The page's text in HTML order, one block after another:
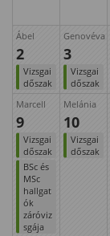
Ábel
2
Vizsgai
dőszak
Genovéva
3
Vizsgai
dőszak
Marcell
9
Vizsgai
dőszak
BSc és
MSc
hallgat
ók
záróviz
sgája
Melánia
10
Vizsgai
dőszak